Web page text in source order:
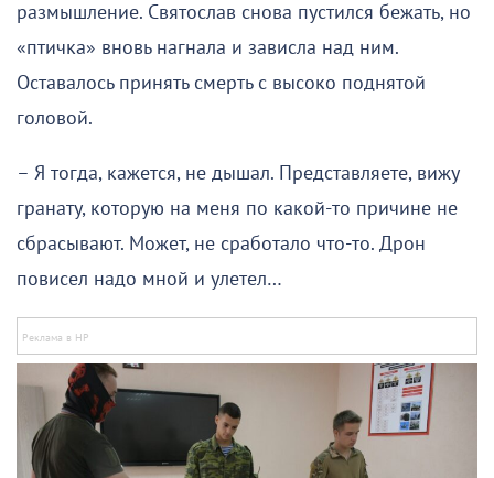
размышление. Святослав снова пустился бежать, но
«птичка» вновь нагнала и зависла над ним.
Оставалось принять смерть с высоко поднятой
головой.
– Я тогда, кажется, не дышал. Представляете, вижу
гранату, которую на меня по какой-то причине не
сбрасывают. Может, не сработало что-то. Дрон
повисел надо мной и улетел…